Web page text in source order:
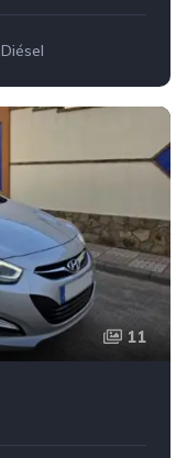
Diésel
11